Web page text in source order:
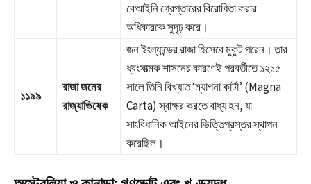
বেআইনি গ্রেপ্তারের বিরোধিতা করার
অধিকারকে সুদৃঢ় করে।
১১৯৯
রাজা জনের
রাজ্যাভিষেক
জন ইংল্যান্ডের রাজা হিসেবে মুকুট পরেন। তার
ধ্বংসাত্মক শাসনের কারণেই পরবর্তীতে ১২১৫
সালে তিনি বিখ্যাত ‘ম্যাগনা কার্টা’ (Magna
Carta) স্বাক্ষর করতে বাধ্য হন, যা
সাংবিধানিক আইনের ভিত্তিপ্রস্তর স্থাপন
করেছিল।